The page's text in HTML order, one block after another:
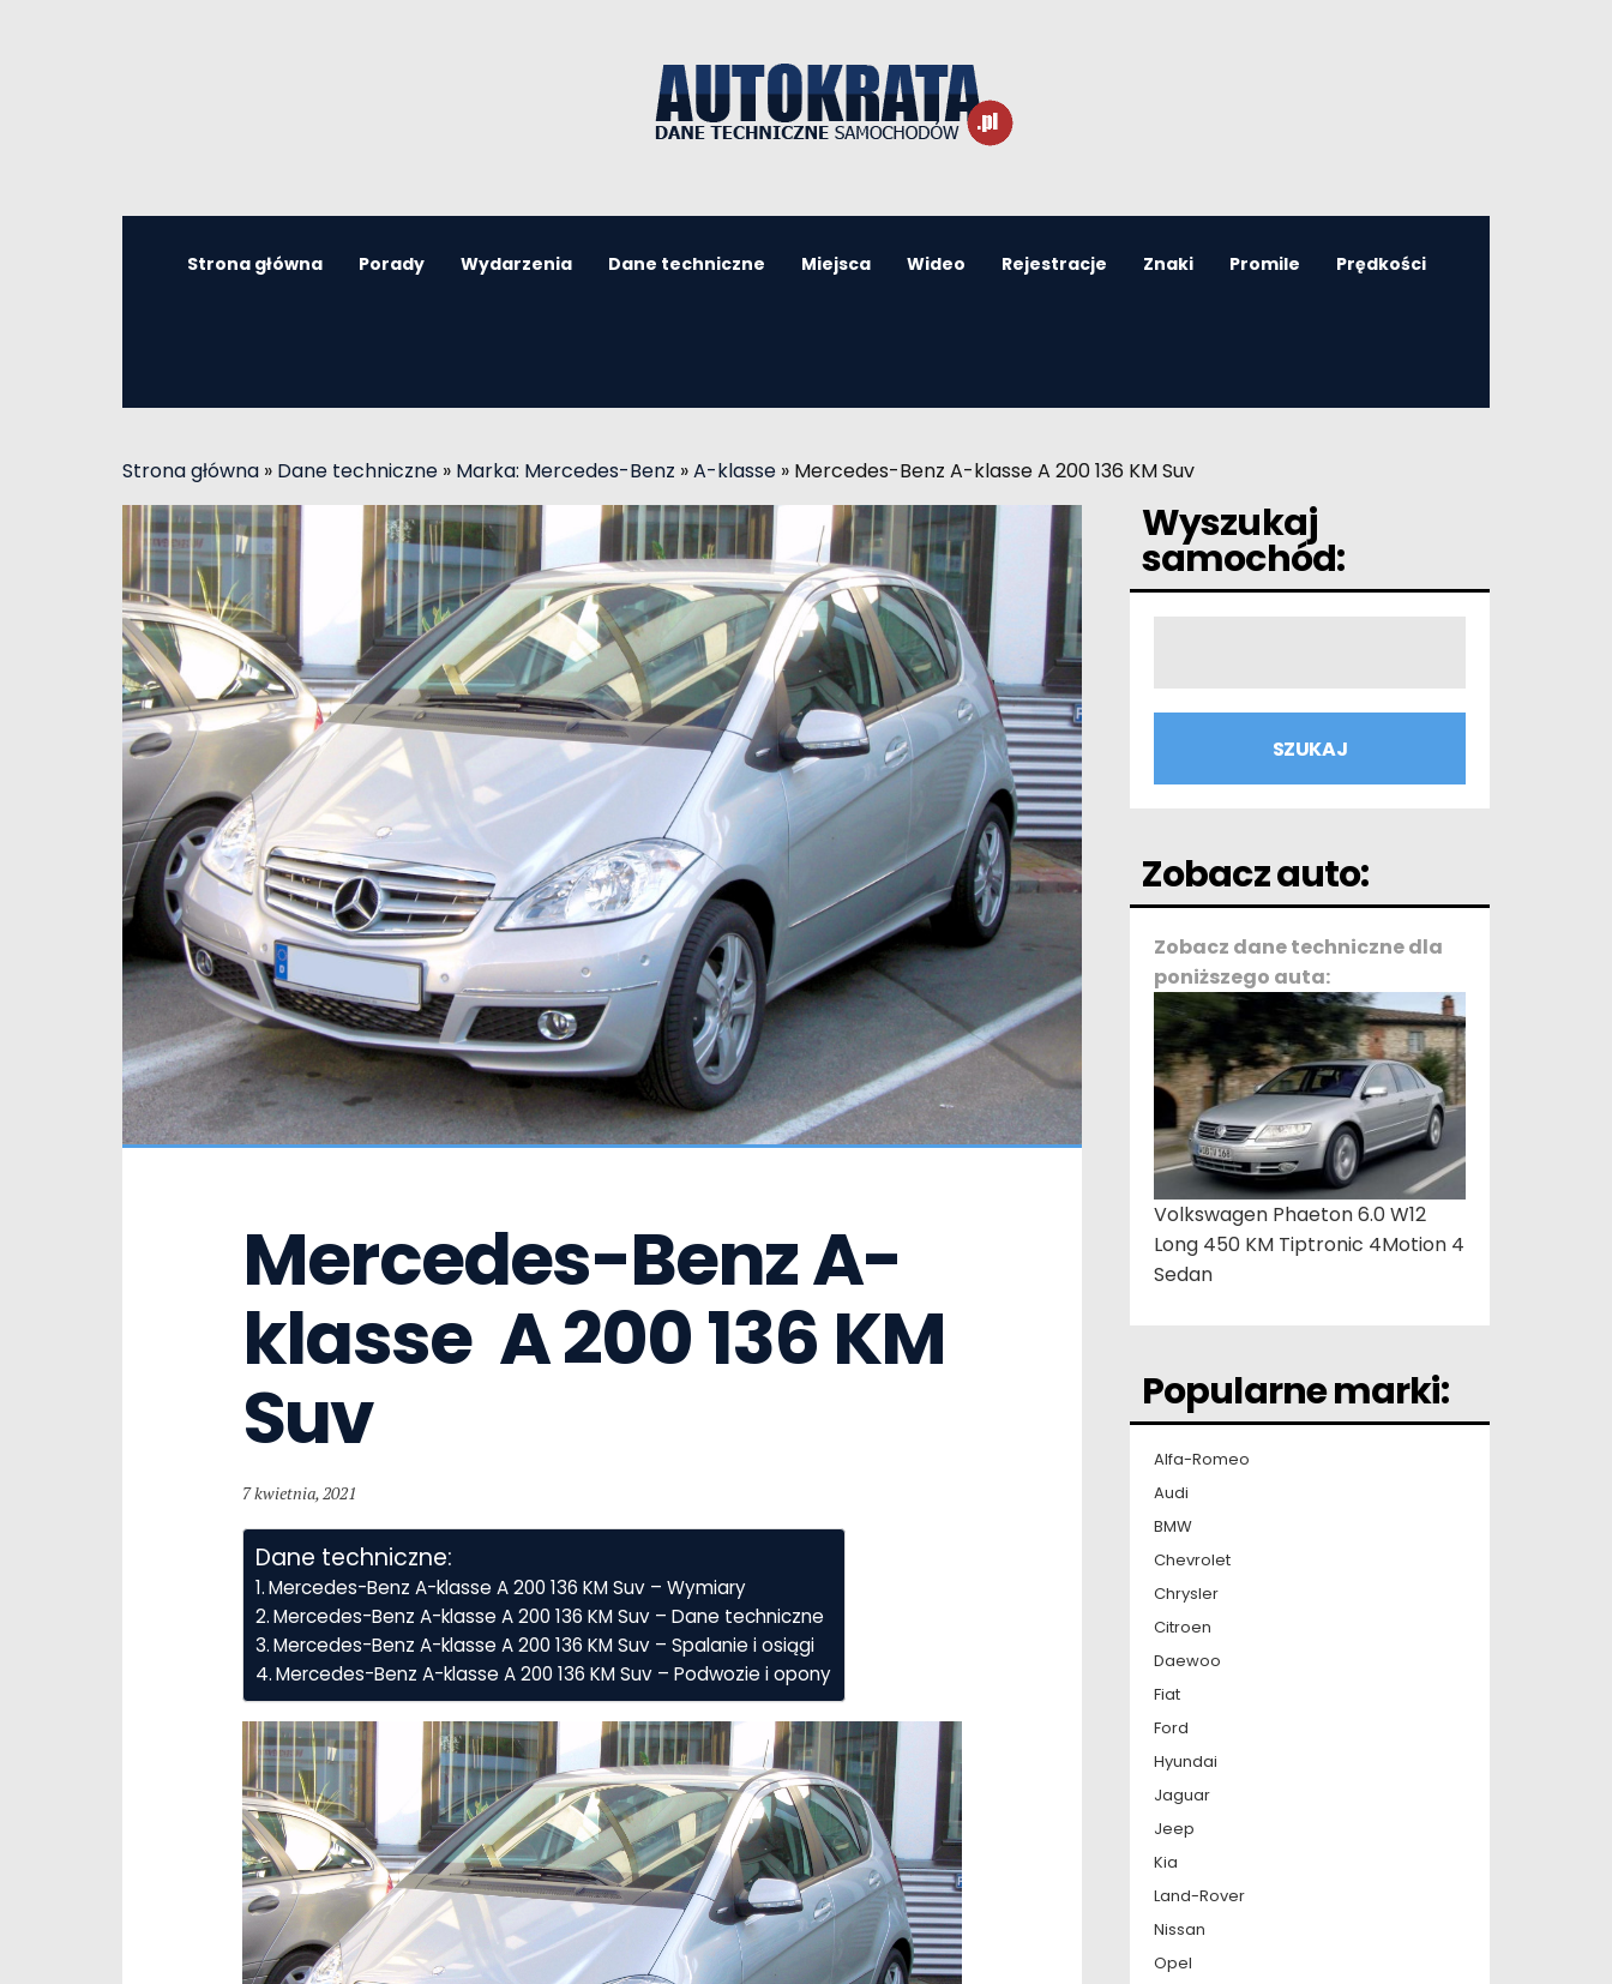
Strona główna Porady Wydarzenia Dane techniczne Miejsca Wideo Rejestracje Znaki Promile Prędkości
Strona główna » Dane techniczne » Marka: Mercedes-Benz »A-klasse » Mercedes-Benz A-klasse A 200 136 KM Suv
Mercedes-Benz A-
klasse  A 200 136 KM
Suv
7 kwietnia, 2021
Dane techniczne:
Mercedes-Benz A-klasse A 200 136 KM Suv – Wymiary
Mercedes-Benz A-klasse A 200 136 KM Suv – Dane techniczne
Mercedes-Benz A-klasse A 200 136 KM Suv – Spalanie i osiągi
Mercedes-Benz A-klasse A 200 136 KM Suv – Podwozie i opony
Wyszukaj
samochód:
Zobacz auto:
Zobacz dane techniczne dla
poniższego auta:
Volkswagen Phaeton 6.0 W12
Long 450 KM Tiptronic 4Motion 4
Sedan
Popularne marki:
Alfa-Romeo
Audi
BMW
Chevrolet
Chrysler
Citroen
Daewoo
Fiat
Ford
Hyundai
Jaguar
Jeep
Kia
Land-Rover
Nissan
Opel